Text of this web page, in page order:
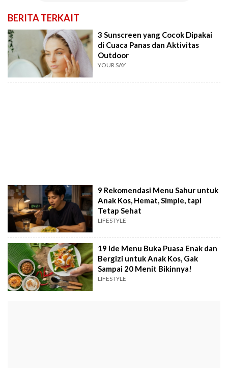
BERITA TERKAIT
3 Sunscreen yang Cocok Dipakai
di Cuaca Panas dan Aktivitas
Outdoor
YOUR SAY
9 Rekomendasi Menu Sahur untuk
Anak Kos, Hemat, Simple, tapi
Tetap Sehat
LIFESTYLE
19 Ide Menu Buka Puasa Enak dan
Bergizi untuk Anak Kos, Gak
Sampai 20 Menit Bikinnya!
LIFESTYLE